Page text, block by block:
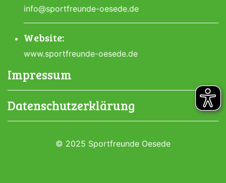
info@sportfreunde-oesede.de
Website:
www.sportfreunde-oesede.de
Impressum
Datenschutzerklärung
© 2025 Sportfreunde Oesede